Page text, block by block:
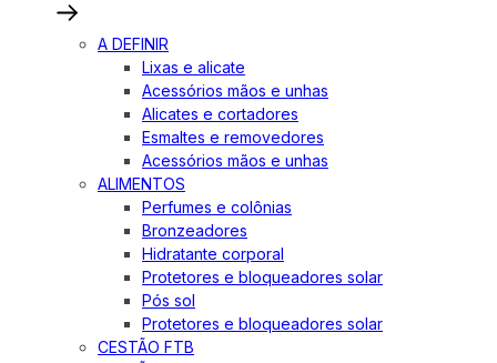
A DEFINIR
Lixas e alicate
Acessórios mãos e unhas
Alicates e cortadores
Esmaltes e removedores
Acessórios mãos e unhas
ALIMENTOS
Perfumes e colônias
Bronzeadores
Hidratante corporal
Protetores e bloqueadores solar
Pós sol
Protetores e bloqueadores solar
CESTÃO FTB